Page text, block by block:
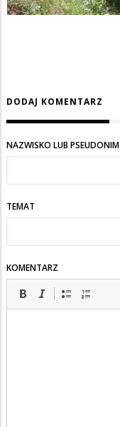
DODAJ KOMENTARZ
NAZWISKO LUB PSEUDONIM
TEMAT
KOMENTARZ